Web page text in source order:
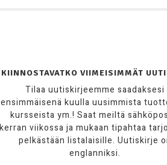
KIINNOSTAVATKO VIIMEISIMMÄT
Tilaa uutiskirjeemme saadaksesi
ensimmäisenä kuulla uusimmista
kursseista ym.! Saat meiltä
kerran viikossa ja mukaan tipahtaa
pelkästään listalaisille. Uutiskirje
englanniksi.